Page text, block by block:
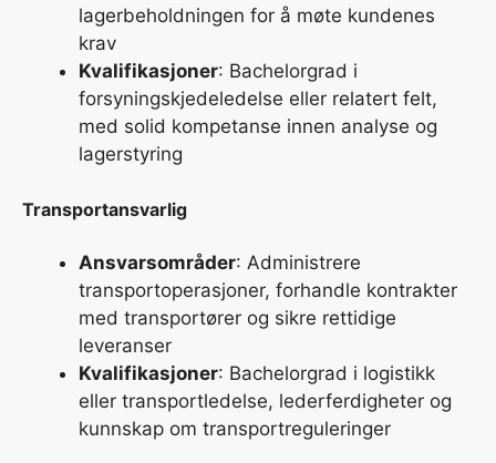
lagerbeholdningen for å møte kundenes
krav
Kvalifikasjoner: Bachelorgrad i
forsyningskjedeledelse eller relatert felt,
med solid kompetanse innen analyse og
lagerstyring
Transportansvarlig
Ansvarsområder: Administrere
transportoperasjoner, forhandle kontrakter
med transportører og sikre rettidige
leveranser
Kvalifikasjoner: Bachelorgrad i logistikk
eller transportledelse, lederferdigheter og
kunnskap om transportreguleringer